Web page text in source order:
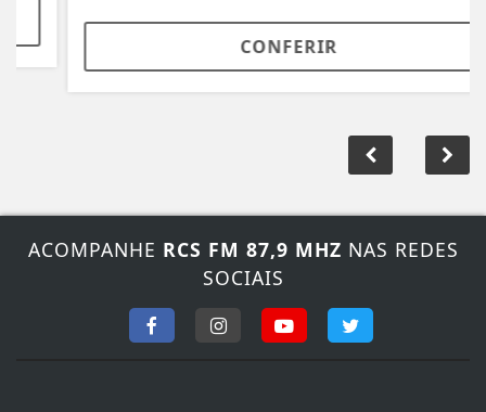
CONFERIR
ACOMPANHE RCS FM 87,9 MHZ NAS REDES
SOCIAIS